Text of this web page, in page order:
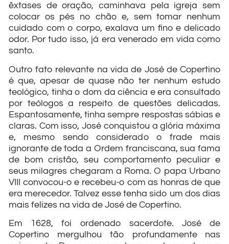
êxtases de oração, caminhava pela igreja sem
colocar os pés no chão e, sem tomar nenhum
cuidado com o corpo, exalava um fino e delicado
odor. Por tudo isso, já era venerado em vida como
santo.
Outro fato relevante na vida de José de Copertino
é que, apesar de quase não ter nenhum estudo
teológico, tinha o dom da ciência e era consultado
por teólogos a respeito de questões delicadas.
Espantosamente, tinha sempre respostas sábias e
claras. Com isso, José conquistou a glória máxima
e, mesmo sendo considerado o frade mais
ignorante de toda a Ordem franciscana, sua fama
de bom cristão, seu comportamento peculiar e
seus milagres chegaram a Roma. O papa Urbano
VIII convocou-o e recebeu-o com as honras de que
era merecedor. Talvez esse tenha sido um dos dias
mais felizes na vida de José de Copertino.
Em 1628, foi ordenado sacerdote. José de
Copertino mergulhou tão profundamente nas